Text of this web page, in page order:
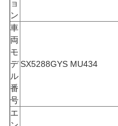
ョ
ン
車
両
モ
デ
ル
番
号
SX5288GYS MU434
エ